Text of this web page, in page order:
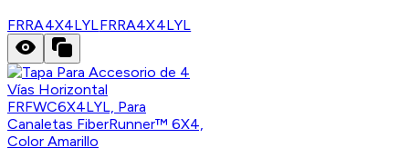
FRRA4X4LYLFRRA4X4LYL